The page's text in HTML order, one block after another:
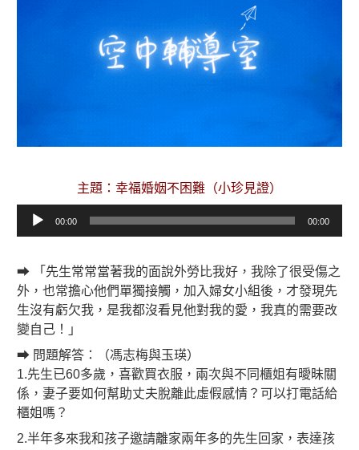
主題：幸福婚姻不困難（小珍見證）
放
器
00:00 00:00
➡ 「先生常常當著我的面說外勞比我好，我除了很受傷之
外，也常擔心他們單獨接觸，加入婦女小組後，才發現先
生沒有虧欠我，是我都沒看見他對我的愛，我真的需要改
變自己！」
➡ 問題解答：（馮志梅與玉瑛）
1.先生已60多歲，喜歡買衣服，兩次與不同櫃姐有曖昧關
係，妻子要如何幫助丈夫脫離此虛假感情？可以打電話給
櫃姐嗎？
2.半年多來我和孩子邀請離家兩年多的先生回家，表達孩